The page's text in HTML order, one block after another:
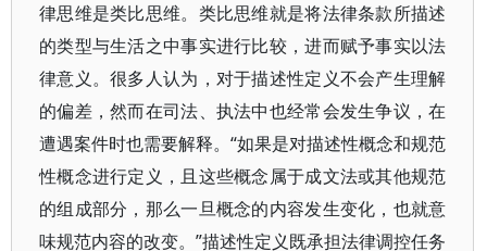
律思维是类比思维。类比思维就是将法律条款所描述
的类型与生活之中事实进行比较，进而赋予事实以法
律意义。很多人认为，对于描述性定义不会产生理解
的偏差，然而在司法、执法中也经常会发生争议，在
遭遇案件时也需要解释。“如果是对描述性概念和规范
性概念进行定义，且这些概念属于成文法或其他规范
的组成部分，那么一旦概念的内容发生变化，也就意
味规范内容的改变。”描述性定义既承担法律调控任务